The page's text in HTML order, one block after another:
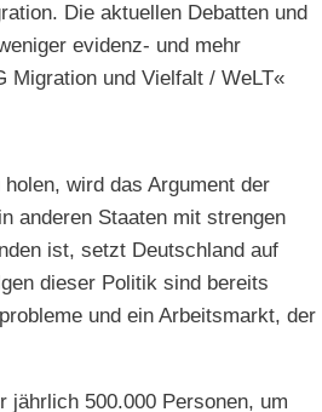
Die aktuellen Debatten und
evidenz- und mehr
und Vielfalt / WeLT«
wird das Argument der
anderen Staaten mit strengen
ist, setzt Deutschland auf
dieser Politik sind bereits
und ein Arbeitsmarkt, der
500.000 Personen, um